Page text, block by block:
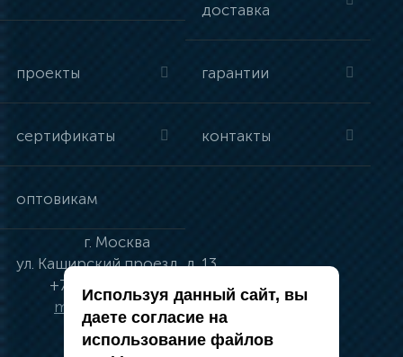
доставка
проекты гарантии
сертификаты контакты
оптовикам
г. Москва
ул. Каширский проезд, д. 13
+7 (495) 134-41-83
moskva@vincci.ru
Используя данный сайт, вы
даете согласие на
использование файлов